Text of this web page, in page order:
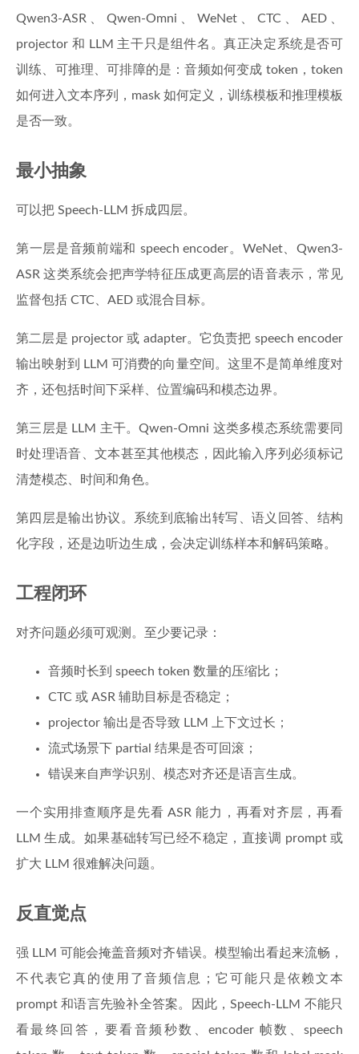
Qwen3-ASR、Qwen-Omni、WeNet、CTC、AED、
projector 和 LLM 主干只是组件名。真正决定系统是否可
训练、可推理、可排障的是：音频如何变成 token，token
如何进入文本序列，mask 如何定义，训练模板和推理模板
是否一致。
最小抽象
可以把 Speech-LLM 拆成四层。
第一层是音频前端和 speech encoder。WeNet、Qwen3-
ASR 这类系统会把声学特征压成更高层的语音表示，常见
监督包括 CTC、AED 或混合目标。
第二层是 projector 或 adapter。它负责把 speech encoder
输出映射到 LLM 可消费的向量空间。这里不是简单维度对
齐，还包括时间下采样、位置编码和模态边界。
第三层是 LLM 主干。Qwen-Omni 这类多模态系统需要同
时处理语音、文本甚至其他模态，因此输入序列必须标记
清楚模态、时间和角色。
第四层是输出协议。系统到底输出转写、语义回答、结构
化字段，还是边听边生成，会决定训练样本和解码策略。
工程闭环
对齐问题必须可观测。至少要记录：
音频时长到 speech token 数量的压缩比；
CTC 或 ASR 辅助目标是否稳定；
projector 输出是否导致 LLM 上下文过长；
流式场景下 partial 结果是否可回滚；
错误来自声学识别、模态对齐还是语言生成。
一个实用排查顺序是先看 ASR 能力，再看对齐层，再看
LLM 生成。如果基础转写已经不稳定，直接调 prompt 或
扩大 LLM 很难解决问题。
反直觉点
强 LLM 可能会掩盖音频对齐错误。模型输出看起来流畅，
不代表它真的使用了音频信息；它可能只是依赖文本
prompt 和语言先验补全答案。因此，Speech-LLM 不能只
看最终回答，要看音频秒数、encoder 帧数、speech